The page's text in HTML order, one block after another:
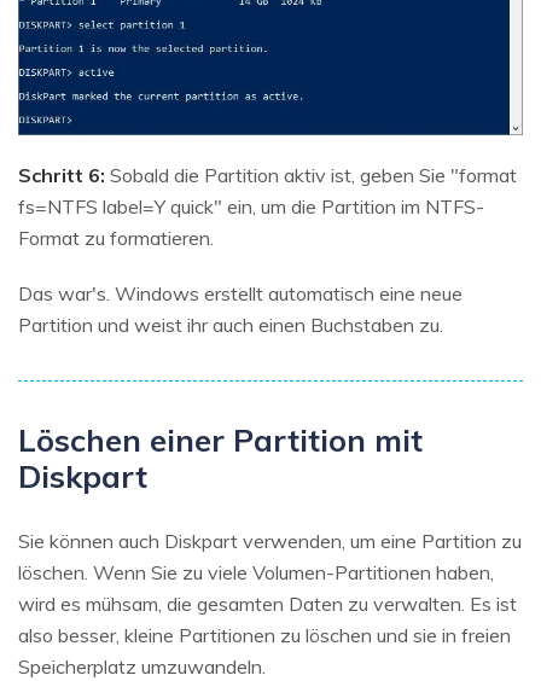
Schritt 6: Sobald die Partition aktiv ist, geben Sie "format
fs=NTFS label=Y quick" ein, um die Partition im NTFS-
Format zu formatieren.
Das war's. Windows erstellt automatisch eine neue
Partition und weist ihr auch einen Buchstaben zu.
Löschen einer Partition mit
Diskpart
Sie können auch Diskpart verwenden, um eine Partition zu
löschen. Wenn Sie zu viele Volumen-Partitionen haben,
wird es mühsam, die gesamten Daten zu verwalten. Es ist
also besser, kleine Partitionen zu löschen und sie in freien
Speicherplatz umzuwandeln.